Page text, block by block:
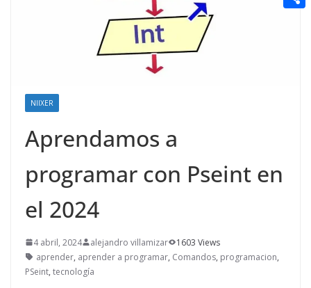
NIIXER
Aprendamos a
programar con Pseint en
el 2024
4 abril, 2024 alejandro villamizar
1603 Views
aprender, aprender a programar, Comandos, programacion,
PSeint, tecnología
n
a